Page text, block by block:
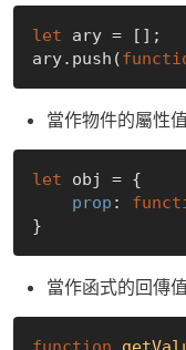
let ary = [];
ary.push(
當作物件的屬性
let obj = {
prop :
當作函式的回傳